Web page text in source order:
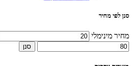
סנן לפי מחיר
מחיר מינימלי
סנן